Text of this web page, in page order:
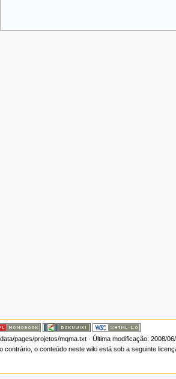
pages/projetos/mqma.txt· Última modificação: 2008/
contrário, o conteúdo neste wiki está sob a seguinte